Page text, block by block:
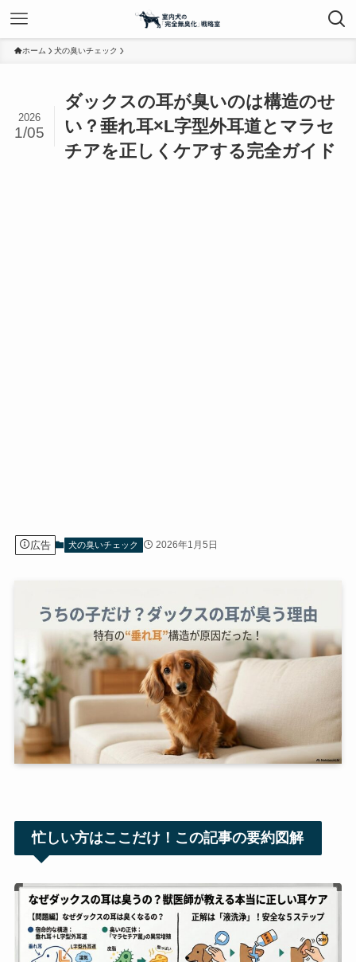
ホーム 犬の臭いチェック
ダックスの耳が臭いのは構造のせ
い？垂れ耳×L字型外耳道とマラセ
チアを正しくケアする完全ガイド
2026
1/05
広告 犬の臭いチェック 2026年1月5日
忙しい方はここだけ！ この記事の要約図解